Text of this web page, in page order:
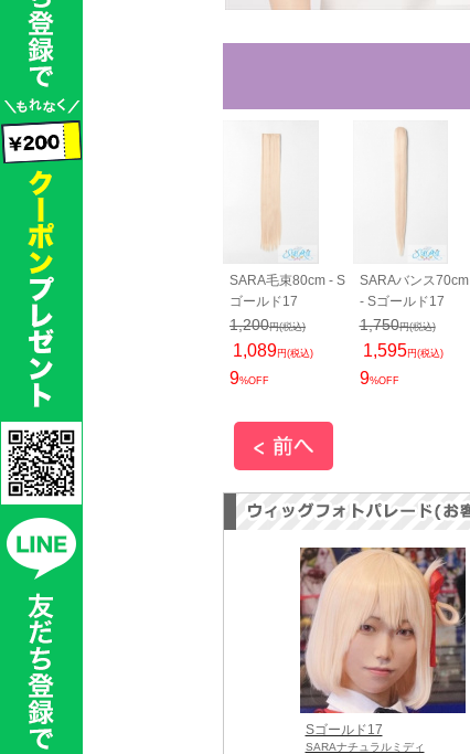
SARA毛束80cm - S
ゴールド17
1,200円(税込)
1,089円(税込)
9%OFF
SARAバンス70cm
- Sゴールド17
1,750円(税込)
1,595円(税込)
9%OFF
Sゴールド17
SARAナチュラルミディ